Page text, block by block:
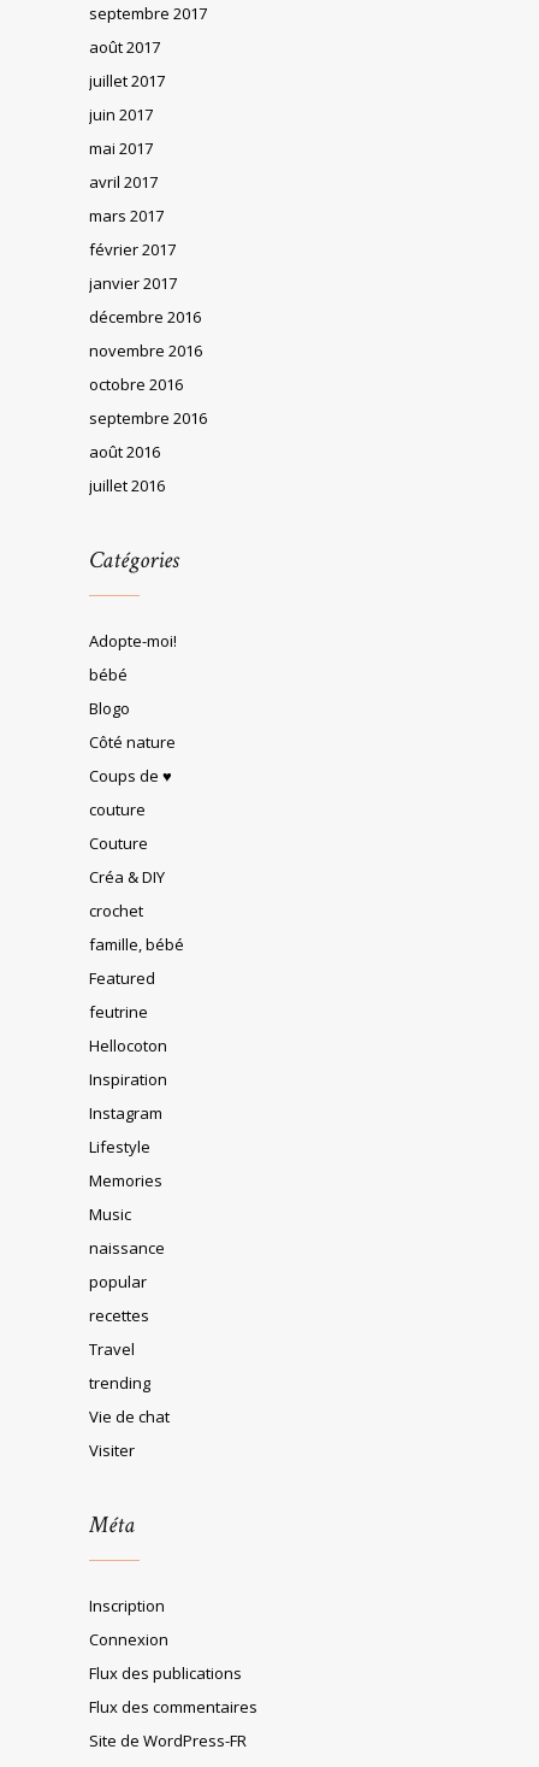
septembre 2017
août 2017
juillet 2017
juin 2017
mai 2017
avril 2017
mars 2017
février 2017
janvier 2017
décembre 2016
novembre 2016
octobre 2016
septembre 2016
août 2016
juillet 2016
Catégories
Adopte-moi!
bébé
Blogo
Côté nature
Coups de ♥
couture
Couture
Créa & DIY
crochet
famille, bébé
Featured
feutrine
Hellocoton
Inspiration
Instagram
Lifestyle
Memories
Music
naissance
popular
recettes
Travel
trending
Vie de chat
Visiter
Méta
Inscription
Connexion
Flux des publications
Flux des commentaires
Site de WordPress-FR